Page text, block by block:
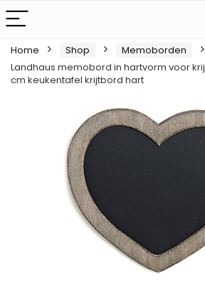
Home Shop Memoborden
Landhaus memobord in hartvorm voor
cm keukentafel krijtbord hart